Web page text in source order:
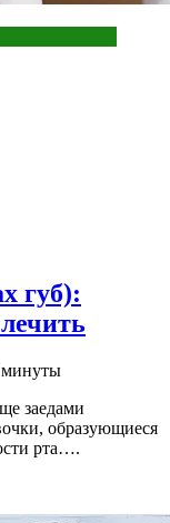
губ):
минуты
заедами
образующиеся
рта….